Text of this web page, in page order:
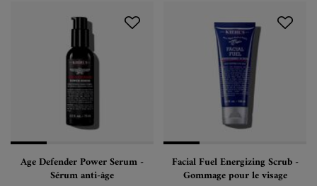
Age Defender Power Serum -
Sérum anti-âge
Facial Fuel Energizing Scrub -
Gommage pour le visage